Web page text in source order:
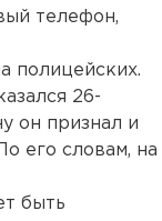
телефон,
полицейских.
26-
он признал и
его словам, на
быть